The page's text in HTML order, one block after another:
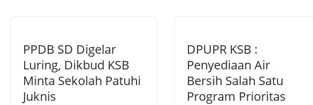
PPDB SD Digelar
Luring, Dikbud KSB
Minta Sekolah Patuhi
Juknis
DPUPR KSB :
Penyediaan Air
Bersih Salah Satu
Program Prioritas